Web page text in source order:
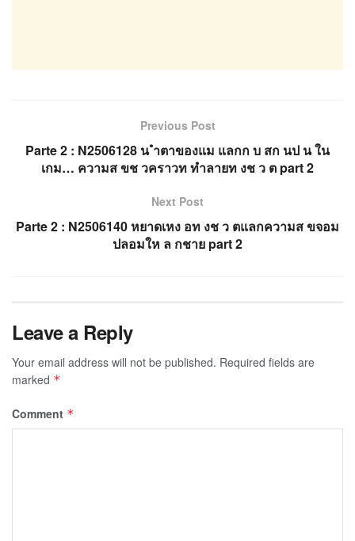
Previous Post
Parte 2 : N2506128 น ำตาของแม แลกก บ สก นป น ใน
เกม… ความส ขช วคราวท ทำลายท งช ว ต part 2
Next Post
Parte 2 : N2506140 หยาดเหง อท งช ว ตแลกความส ขจอม
ปลอมให ล กชาย part 2
Leave a Reply
Your email address will not be published. Required fields are
marked *
Comment *